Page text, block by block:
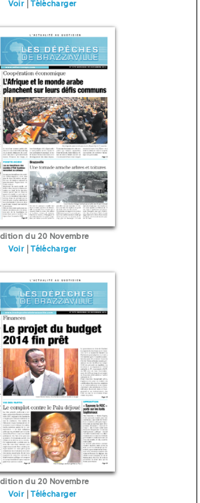
Voir|Télécharger
du 20 Novembre
Voir|Télécharger
du 20 Novembre
Voir|Télécharger